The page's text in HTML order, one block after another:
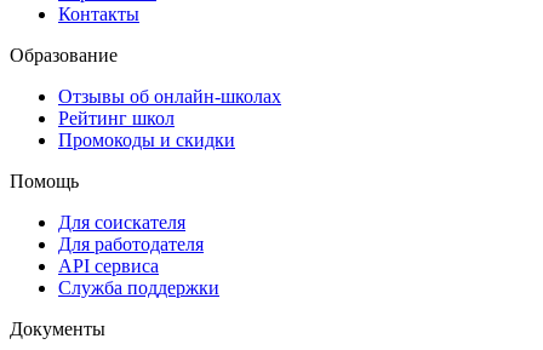
Контакты
Образование
Отзывы об онлайн-школах
Рейтинг школ
Промокоды и скидки
Помощь
Для соискателя
Для работодателя
API сервиса
Служба поддержки
Документы